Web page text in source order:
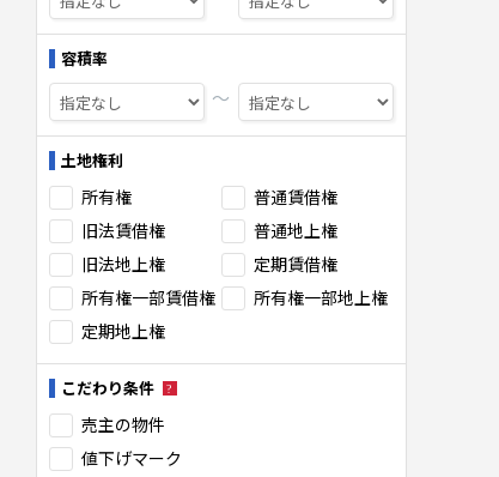
容積率
〜
土地権利
所有権
普通賃借権
旧法賃借権
普通地上権
旧法地上権
定期賃借権
所有権一部賃借権
所有権一部地上権
定期地上権
こだわり条件
売主の物件
値下げマーク